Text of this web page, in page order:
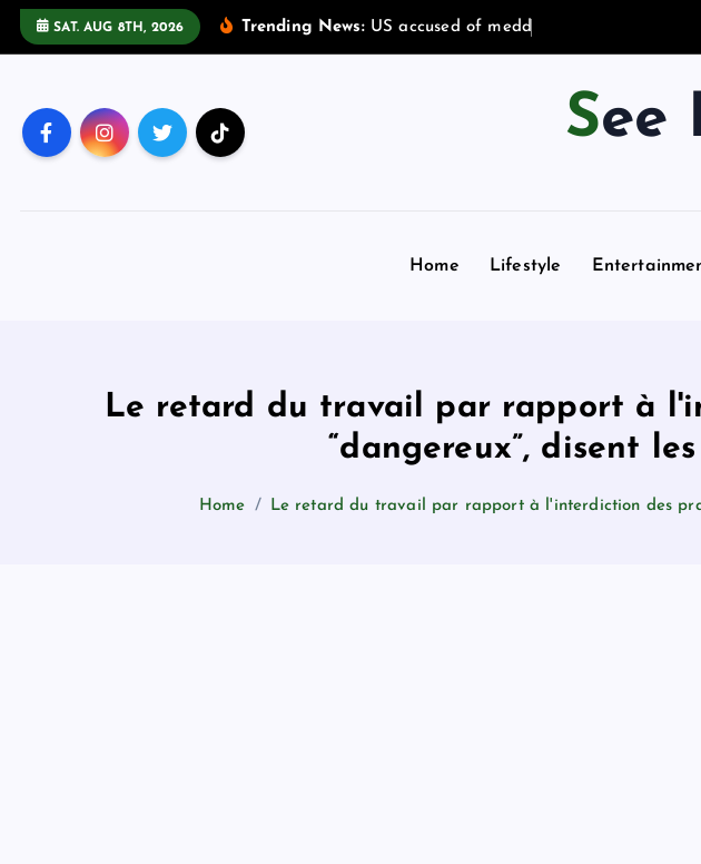
SAT. AUG 8TH, 2026 Trending News: US accused of medd
Home Lifestyle
Le retard du travail par rapport à
“dangereux”, disent
Home Le retard du travail par rapport à l'interdiction des